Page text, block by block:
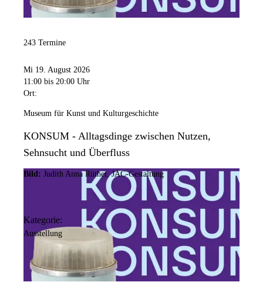
243 Termine
Mi 19. August 2026
11:00 bis 20:00 Uhr
Ort:
Museum für Kunst und Kulturgeschichte
KONSUM - Alltagsdinge zwischen Nutzen,
Sehnsucht und Überfluss
Bild: Judith Anna Rüther, JAC-Gestaltung
Kategorie:
Ausstellung